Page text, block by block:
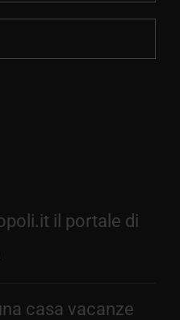
il portale di
casa vacanze